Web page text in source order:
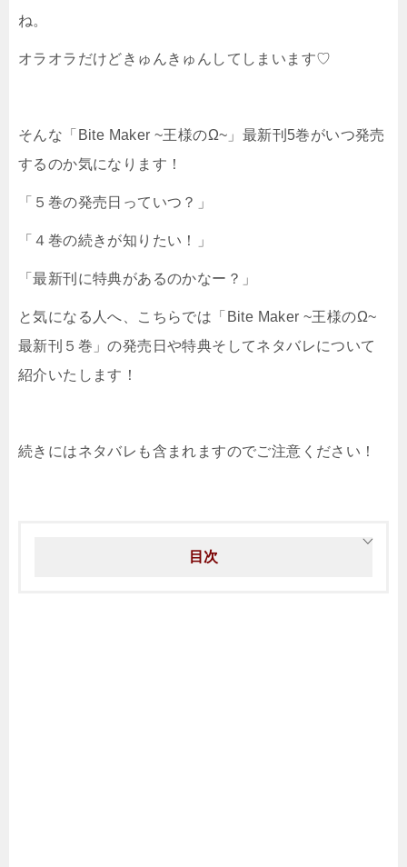
ね。
オラオラだけどきゅんきゅんしてしまいます♡
そんな「Bite Maker ~王様のΩ~」最新刊5巻がいつ発売
するのか気になります！
「５巻の発売日っていつ？」
「４巻の続きが知りたい！」
「最新刊に特典があるのかなー？」
と気になる人へ、こちらでは「Bite Maker ~王様のΩ~
最新刊５巻」の発売日や特典そしてネタバレについて
紹介いたします！
続きにはネタバレも含まれますのでご注意ください！
目次